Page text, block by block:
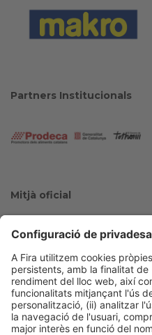
Partners Institucionals
Mitjà oficial